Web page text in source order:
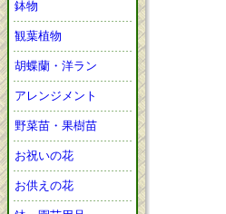
鉢物
観葉植物
胡蝶蘭・洋ラン
アレンジメント
野菜苗・果樹苗
お祝いの花
お供えの花